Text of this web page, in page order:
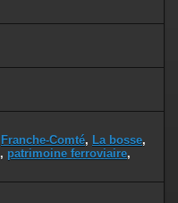
Franche-Comté, La bosse,
, patrimoine ferroviaire,